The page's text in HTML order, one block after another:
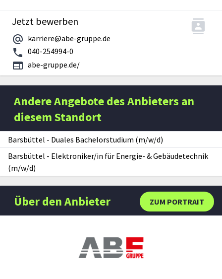
Jetzt bewerben
karriere@abe-gruppe.de
040-254994-0
abe-gruppe.de/
Andere Angebote des Anbieters an
diesem Standort
Barsbüttel - Duales Bachelorstudium (m/w/d)
Barsbüttel - Elektroniker/in für Energie- & Gebäudetechnik
(m/w/d)
ZUM PORTRAIT
Über den Anbieter